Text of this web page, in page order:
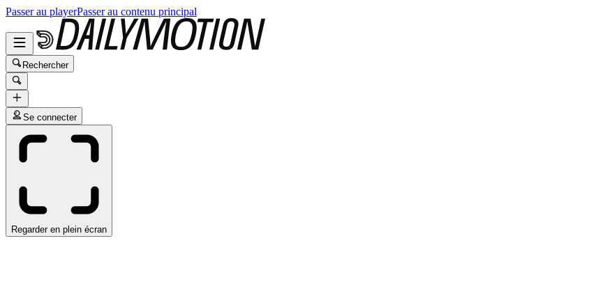
Passer au playerPasser au contenu principal
Rechercher
Se connecter
Regarder en plein écran